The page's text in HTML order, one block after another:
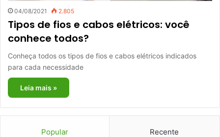
04/08/2021 2.805
Tipos de fios e cabos elétricos: você
conhece todos?
Conheça todos os tipos de fios e cabos elétricos indicados
para cada necessidade
Leia mais »
Popular Recente